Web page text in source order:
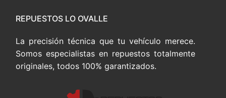
REPUESTOS LO OVALLE
La precisión técnica que tu vehículo merece.
Somos especialistas en repuestos totalmente
originales, todos 100% garantizados.